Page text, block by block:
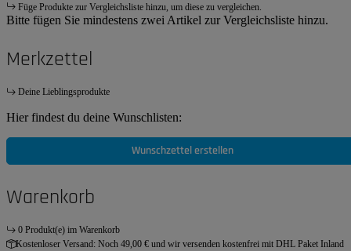
Füge Produkte zur Vergleichsliste hinzu, um diese zu vergleichen.
Bitte fügen Sie mindestens zwei Artikel zur Vergleichsliste hinzu.
Merkzettel
Deine Lieblingsprodukte
Hier findest du deine Wunschlisten:
Wunschzettel erstellen
Warenkorb
0 Produkt(e) im Warenkorb
Kostenloser Versand: Noch 49,00 € und wir versenden kostenfrei mit DHL Paket Inland